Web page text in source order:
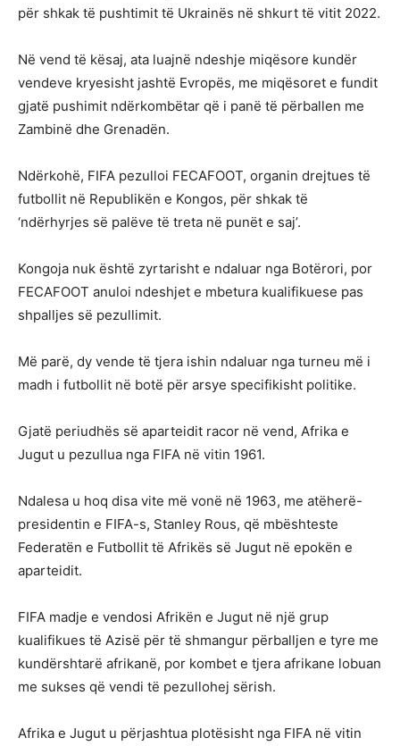
për shkak të pushtimit të Ukrainës në shkurt të vitit 2022.
Në vend të kësaj, ata luajnë ndeshje miqësore kundër
vendeve kryesisht jashtë Evropës, me miqësoret e fundit
gjatë pushimit ndërkombëtar që i panë të përballen me
Zambinë dhe Grenadën.
Ndërkohë, FIFA pezulloi FECAFOOT, organin drejtues të
futbollit në Republikën e Kongos, për shkak të
‘ndërhyrjes së palëve të treta në punët e saj’.
Kongoja nuk është zyrtarisht e ndaluar nga Botërori, por
FECAFOOT anuloi ndeshjet e mbetura kualifikuese pas
shpalljes së pezullimit.
Më parë, dy vende të tjera ishin ndaluar nga turneu më i
madh i futbollit në botë për arsye specifikisht politike.
Gjatë periudhës së aparteidit racor në vend, Afrika e
Jugut u pezullua nga FIFA në vitin 1961.
Ndalesa u hoq disa vite më vonë në 1963, me atëherë-
presidentin e FIFA-s, Stanley Rous, që mbështeste
Federatën e Futbollit të Afrikës së Jugut në epokën e
aparteidit.
FIFA madje e vendosi Afrikën e Jugut në një grup
kualifikues të Azisë për të shmangur përballjen e tyre me
kundërshtarë afrikanë, por kombet e tjera afrikane lobuan
me sukses që vendi të pezullohej sërish.
Afrika e Jugut u përjashtua plotësisht nga FIFA në vitin